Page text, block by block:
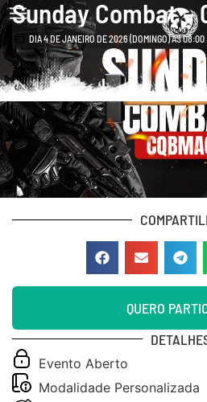
Sunday Combat –
DIA 4 DE JANEIRO DE 2026 (DOMINGO) ÀS 08:00
QUERO
Evento Aberto
Modalidade Personalizada